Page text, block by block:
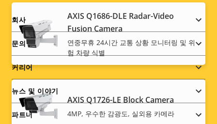
AXIS Q1686-DLE Radar-Video
Fusion Camera
연중무휴 24시간 교통 상황 모니터링 및 위
험 차량 식별
AXIS Q1726-LE Block Camera
4MP, 우수한 감광도, 실외용 카메라
Footer
menu
회사
문의
커리어
뉴스 및 이야기
파트너